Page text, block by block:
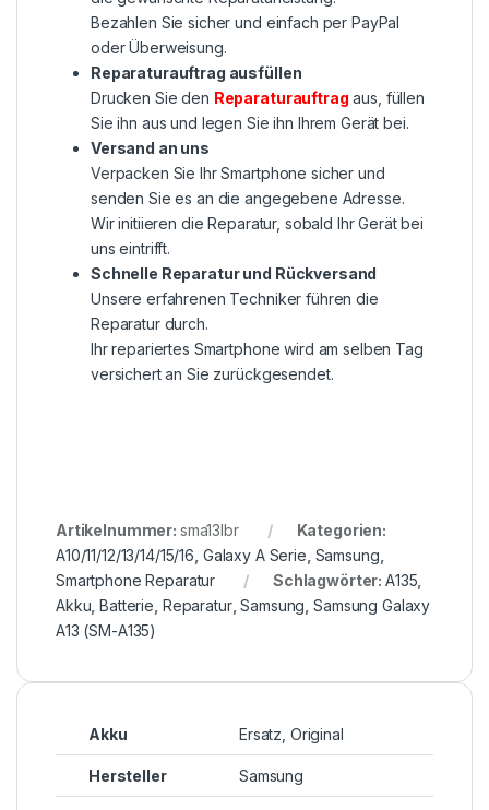
Bezahlen Sie sicher und einfach per PayPal
oder Überweisung.
Reparaturauftrag ausfüllen
Drucken Sie den Reparaturauftrag aus, füllen
Sie ihn aus und legen Sie ihn Ihrem Gerät bei.
Versand an uns
Verpacken Sie Ihr Smartphone sicher und
senden Sie es an die angegebene Adresse.
Wir initiieren die Reparatur, sobald Ihr Gerät bei
uns eintrifft.
Schnelle Reparatur und Rückversand
Unsere erfahrenen Techniker führen die
Reparatur durch.
Ihr repariertes Smartphone wird am selben Tag
versichert an Sie zurückgesendet.
Artikelnummer: sma13lbr
Kategorien:
A10/11/12/13/14/15/16 Galaxy A Serie Samsung
Smartphone Reparatur
Schlagwörter: A135
Akku ,Batterie Reparatur,Samsung ,Samsung Galaxy
A13 (SM-A135)
Akku Ersatz, Original
Hersteller Samsung